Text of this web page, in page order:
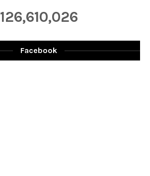
126,610,026
Facebook